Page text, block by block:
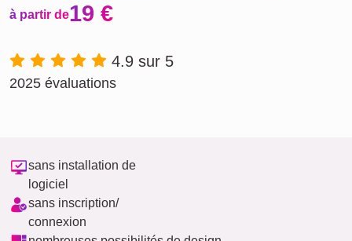
à partir de19 €
4.9 sur 5
2025 évaluations
sans installation de
logiciel
sans inscription/
connexion